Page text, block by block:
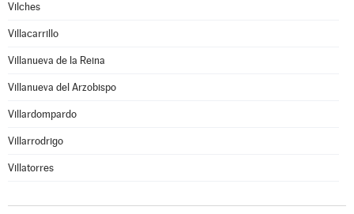
Vilches
Villacarrillo
Villanueva de la Reina
Villanueva del Arzobispo
Villardompardo
Villarrodrigo
Villatorres